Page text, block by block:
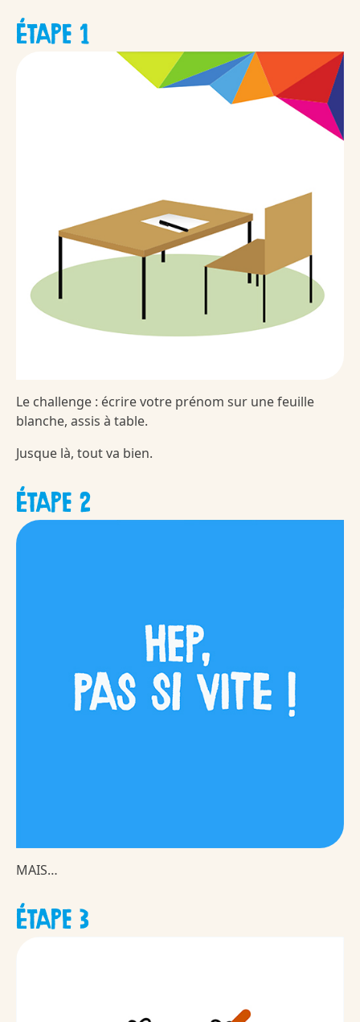
ÉTAPE 1
Le challenge : écrire votre prénom sur une feuille
blanche, assis à table.
Jusque là, tout va bien.
ÉTAPE 2
MAIS…
ÉTAPE 3